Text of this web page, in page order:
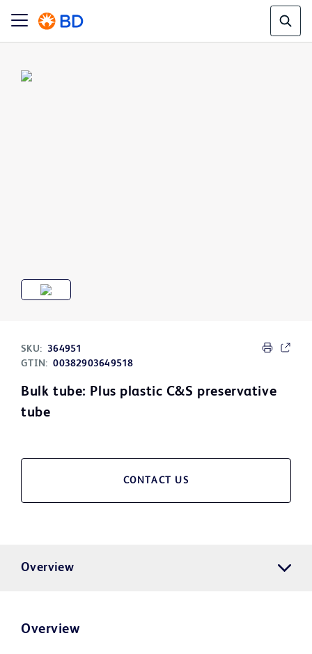
SKU: 364951
GTIN: 00382903649518
Bulk tube: Plus plastic C&S preservative
tube
CONTACT US
Overview
Overview